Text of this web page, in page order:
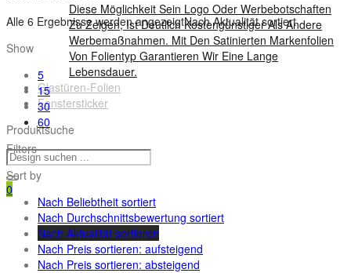
Diese Möglichkeit Sein Logo Oder Werbebotschaften
Zu Zeigen, Ist Deutlich Kostengünstiger Als Andere
Werbemaßnahmen. Mit Den Satinierten Markenfolien
Von Folientyp Garantieren Wir Eine Lange
Lebensdauer.
Glastüren-Folien
Fenstersticker
Produktsuche
0
Alle 6 Ergebnisse werden angezeigtNach Aktualität sortiert
Show
5
15
30
60
Filters
Sort by
Nach Beliebtheit sortiert
Nach Durchschnittsbewertung sortiert
Nach Aktualität sortieren
Nach Preis sortieren: aufsteigend
Nach Preis sortieren: absteigend